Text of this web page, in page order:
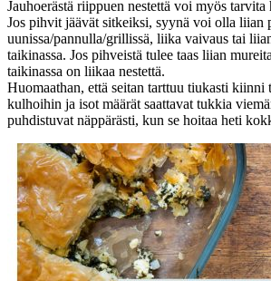
Jauhoerästä riippuen nestettä voi myös tarvita
Jos pihvit jäävät sitkeiksi, syynä voi olla liian
uunissa/pannulla/grillissä, liika vaivaus tai
taikinassa. Jos pihveistä tulee taas liian
taikinassa on liikaa nestettä.
Huomaathan, että seitan tarttuu tiukasti kiinni
kulhoihin ja isot määrät saattavat tukkia
puhdistuvat näppärästi, kun se hoitaa heti